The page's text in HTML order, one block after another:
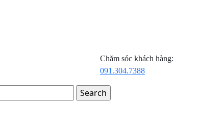
Chăm sóc khách hàng:
091.304.7388